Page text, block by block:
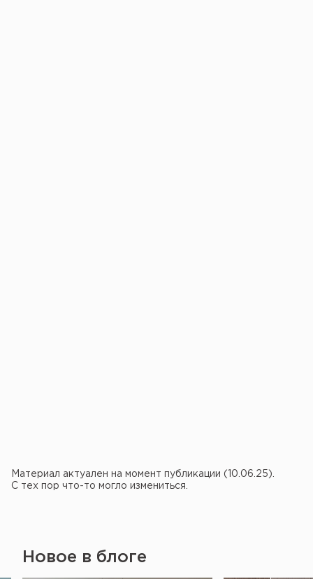
Материал актуален на момент публикации (10.06.25).
С тех пор что-то могло измениться.
Новое в блоге